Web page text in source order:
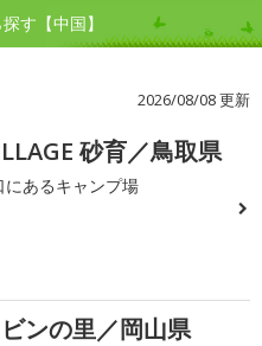
す【中国】
2026/08/08 更新
砂育／鳥取県
にあるキャンプ場
ンの里／岡山県